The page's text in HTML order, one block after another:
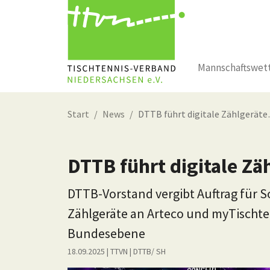
Start News DTTB führt digitale
DTTB führt digitale
DTTB-Vorstand vergibt Auftrag für
Zählgeräte an Arteco und
Bundesebene
18.09.2025 | TTVN | DTTB/ SH